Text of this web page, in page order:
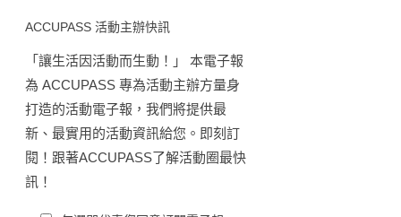
ACCUPASS 活動主辦快訊
「讓生活因活動而生動！」 本電子報
為 ACCUPASS 專為活動主辦方量身
打造的活動電子報，我們將提供最
新、最實用的活動資訊給您。即刻訂
閱！跟著ACCUPASS了解活動圈最快
訊！